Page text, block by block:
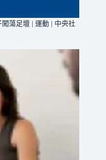
蕩足壇 | 運動 | 中央社